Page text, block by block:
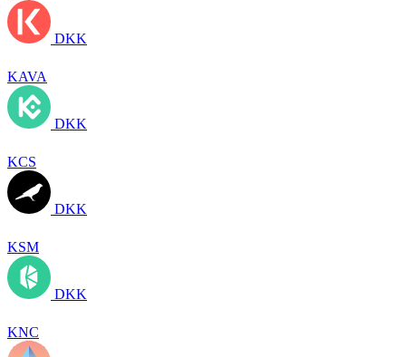
DKK
KAVA
DKK
KCS
DKK
KSM
DKK
KNC